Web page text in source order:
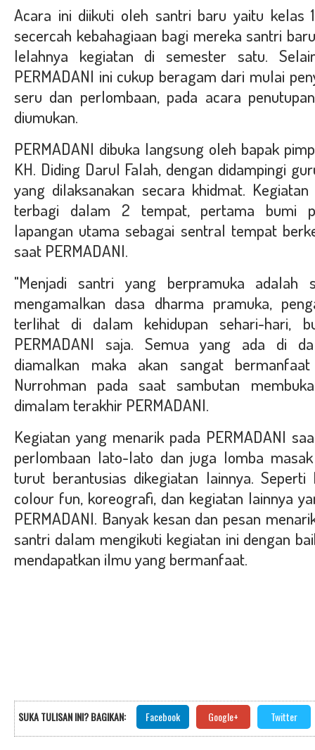
Acara ini diikuti oleh santri baru yaitu kelas
secercah kebahagiaan bagi mereka santri
lelahnya kegiatan di semester satu.
PERMADANI ini cukup beragam dari mulai
seru dan perlombaan, pada acara
diumukan.
PERMADANI dibuka langsung oleh bapak
KH. Diding Darul Falah, dengan didampingi
yang dilaksanakan secara khidmat.
terbagi dalam 2 tempat, pertama bumi
lapangan utama sebagai sentral tempat
saat PERMADANI.
"Menjadi santri yang berpramuka adalah
mengamalkan dasa dharma pramuka,
terlihat di dalam kehidupan sehari-hari,
PERMADANI saja. Semua yang ada di
diamalkan maka akan sangat
Nurrohman pada saat sambutan
dimalam terakhir PERMADANI.
Kegiatan yang menarik pada PERMADANI
perlombaan lato-lato dan juga lomba
turut berantusias dikegiatan lainnya. Seperti
colour fun, koreografi, dan kegiatan lainnya
PERMADANI. Banyak kesan dan pesan
santri dalam mengikuti kegiatan ini dengan
mendapatkan ilmu yang bermanfaat.
SUKA TULISAN INI? BAGIKAN: Facebook Google+ Twitter